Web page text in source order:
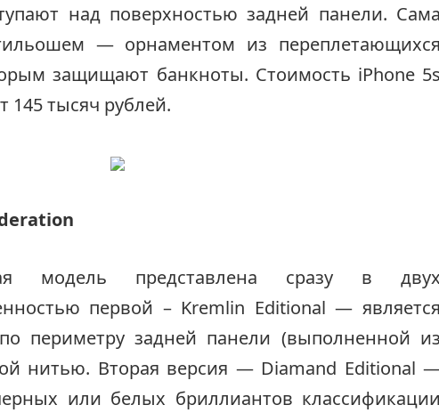
над поверхностью задней панели. Сама
— орнаментом из переплетающихся
защищают банкноты. Стоимость iPhone 5s
145 тысяч рублей.
модель представлена сразу в двух
первой – Kremlin Editional — является
периметру задней панели (выполненной из
нитью. Вторая версия — Diamand Editional
или белых бриллиантов классификации